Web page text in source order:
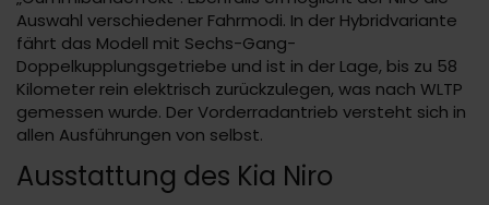
Auswahl verschiedener Fahrmodi. In der Hybridvariante
fährt das Modell mit Sechs-Gang-
Doppelkupplungsgetriebe und ist in der Lage, bis zu 58
Kilometer rein elektrisch zurückzulegen, was nach WLTP
gemessen wurde. Der Vorderradantrieb versteht sich in
allen Ausführungen von selbst.
Ausstattung des Kia Niro